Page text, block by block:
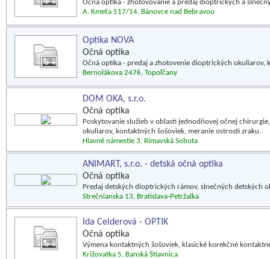
Očná optika - zhotovovanie a predaj dioptrických a
A. Kmeťa 517/14, Bánovce nad Bebravou
Optika NOVA
Očná optika
Očná optika - predaj a zhotovenie dioptrických okuliarov,
Bernolákova 2476, Topoľčany
DOM OKA, s.r.o.
Očná optika
Poskytovanie služieb v oblasti jednodňovej očnej
okuliarov, kontaktných šošoviek, meranie ostrosti zraku.
Hlavné námestie 3, Rimavská Sobota
ANIMART, s.r.o. - detská očná optika
Očná optika
Predaj detských dioptrických rámov, slnečných detských
Strečnianska 13, Bratislava-Petržalka
Ida Celderová - OPTIK
Očná optika
Výmena kontaktných šošoviek, klasické korekčné
Križovatka 5, Banská Štiavnica